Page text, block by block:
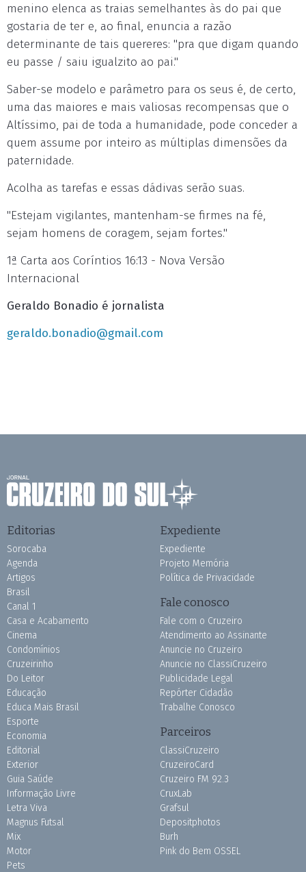
menino elenca as traias semelhantes às do pai que
gostaria de ter e, ao final, enuncia a razão
determinante de tais quereres: "pra que digam quando
eu passe / saiu igualzito ao pai."
Saber-se modelo e parâmetro para os seus é, de certo,
uma das maiores e mais valiosas recompensas que o
Altíssimo, pai de toda a humanidade, pode conceder a
quem assume por inteiro as múltiplas dimensões da
paternidade.
Acolha as tarefas e essas dádivas serão suas.
"Estejam vigilantes, mantenham-se firmes na fé,
sejam homens de coragem, sejam fortes."
1ª Carta aos Coríntios 16:13 - Nova Versão
Internacional
Geraldo Bonadio é jornalista
geraldo.bonadio@gmail.com
Editorias
Sorocaba
Agenda
Artigos
Brasil
Canal 1
Casa e Acabamento
Cinema
Condomínios
Cruzeirinho
Do Leitor
Educação
Educa Mais Brasil
Esporte
Economia
Editorial
Exterior
Guia Saúde
Informação Livre
Letra Viva
Magnus Futsal
Mix
Motor
Pets
Expediente
Expediente
Projeto Memória
Política de Privacidade
Fale conosco
Fale com o Cruzeiro
Atendimento ao Assinante
Anuncie no Cruzeiro
Anuncie no ClassiCruzeiro
Publicidade Legal
Repórter Cidadão
Trabalhe Conosco
Parceiros
ClassiCruzeiro
CruzeiroCard
Cruzeiro FM 92.3
CruxLab
Grafsul
Depositphotos
Burh
Pink do Bem OSSEL